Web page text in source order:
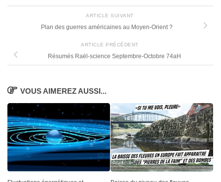
ARTICLE SUIVANT
Plan des guerres américaines au Moyen-Orient ?
ARTICLE PRÉCÉDENT
Résumés Raël-science Septembre-Octobre 74aH
VOUS AIMEREZ AUSSI...